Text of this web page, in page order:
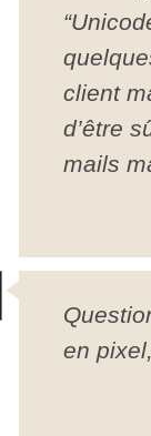
client
d’être
mails
en